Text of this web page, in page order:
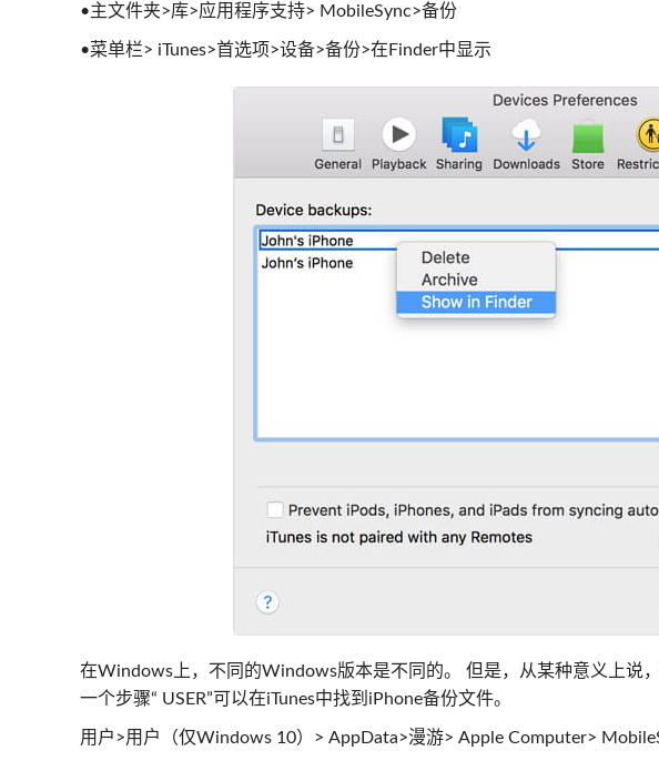
•主文件夹>库>应用程序支持> MobileSync>备份
•菜单栏> iTunes>首选项>设备>备份>在Finder中显示
在Windows上，不同的Windows版本是不同的。 但是，从某种意义上说
一个步骤“ USER”可以在iTunes中找到iPhone备份文件。
用户>用户（仅Windows 10）> AppData>漫游> Apple Computer>